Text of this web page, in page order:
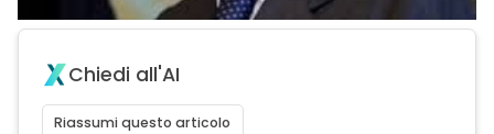
Chiedi all'AI
Riassumi questo articolo